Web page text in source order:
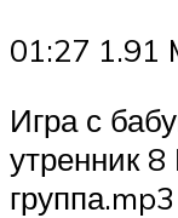
01:27 1.91
Игра с
утренник
группа.mp3